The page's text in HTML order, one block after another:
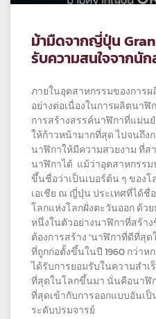
ม้ามืดจากญี่ปุ่น
รับความสนใจจากนั
ภายในอุตสาหกรรมของการ
อย่างต่อเนื่องในการผลิตนา
การสร้างสรรค์นาฬิกาที่แม่
ให้ก้าวหน้ามากที่สุด ไปจนถึ
นาฬิกาให้มีความสวยงาม ที่ส
นาฬิกาได้ แม้ว่าอุตสาหกรร
ขึ้นชื่อว่าเป็นเบอร์ต้น ๆ ของ
เอเชีย ณ ญี่ปุ่น ประเทศที่ได้
โลกแห่งโลกฝั่งตะวันออก ด้ว
หนึ่งในตัวอย่างนาฬิกาที่สร้า
ต้องการสร้าง ‘นาฬิกาที่ดีที่สุด
ที่ถูกก่อตั้งขึ้นในปี 1960 กว่าห
ได้รับการยอมรับในความสำ
ที่สุดในโลกขึ้นมา นั่นคือนาฬิ
ที่สุดเข้ากับการออกแบบอันเ
ระดับปรมจารย์